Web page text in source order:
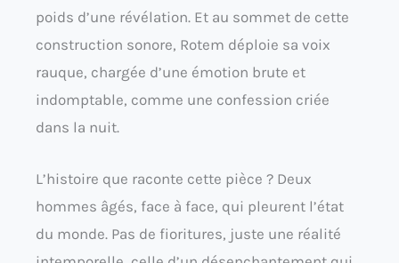
poids d’une révélation. Et au sommet de cette
construction sonore, Rotem déploie sa voix
rauque, chargée d’une émotion brute et
indomptable, comme une confession criée
dans la nuit.
L’histoire que raconte cette pièce ? Deux
hommes âgés, face à face, qui pleurent l’état
du monde. Pas de fioritures, juste une réalité